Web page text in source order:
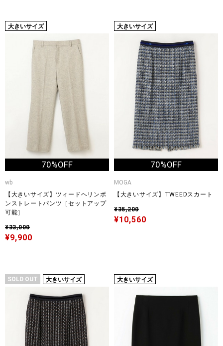
大きいサイズ
70%OFF
wb
【大きいサイズ】ツィードヘリンボ
ンストレートパンツ［セットアップ
可能］
¥33,000
¥9,900
大きいサイズ
70%OFF
MOGA
【大きいサイズ】TWEEDスカート
¥35,200
¥10,560
SOLD OUT 大きいサイズ 大きいサイズ